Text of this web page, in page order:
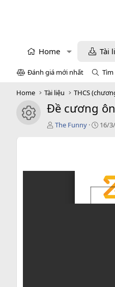
Home Tài
Đánh giá mới nhất
Home Tài liệu THCS
icon tài liệu
Đề cương
T
ả
The Funny
C
n
16/